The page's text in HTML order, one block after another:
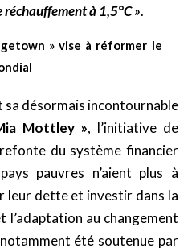
à 1,5°C ».
» vise à réformer le
sa désormais incontournable
Mottley », l’initiative de
du système financier
pauvres n’aient plus à
leur dette et investir dans la
au changement
été soutenue par